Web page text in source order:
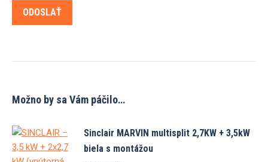
Možno by sa Vám páčilo…
Sinclair MARVIN multisplit 2,7KW + 3,5kW
biela s montážou